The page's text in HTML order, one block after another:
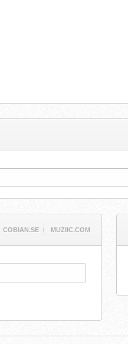
COBIAN.SE MUZIIC.COM